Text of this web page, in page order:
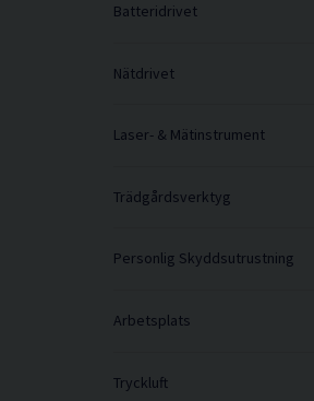
Batteridrivet
Nätdrivet
Laser- & Mätinstrument
Trädgårdsverktyg
Personlig Skyddsutrustning
Arbetsplats
Tryckluft